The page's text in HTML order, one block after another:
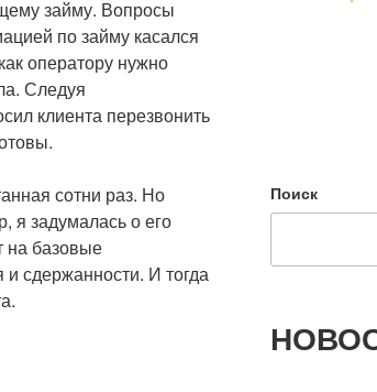
займу. Вопросы
по займу касался
оператору нужно
Следуя
клиента перезвонить
сотни раз. Но
я задумалась о его
на базовые
сдержанности. И тогда
Поиск